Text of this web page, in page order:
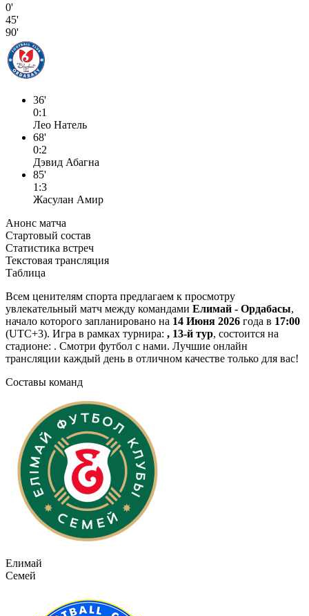
0'
45'
90'
36'
0:1
Лео Натель
68'
0:2
Дэвид Абагна
85'
1:3
Жасулан Амир
Анонс матча
Стартовый состав
Статистика встреч
Текстовая трансляция
Таблица
Всем ценителям спорта предлагаем к просмотру
увлекательный матч между командами Елимай - Ордабасы,
начало которого запланировано на 14 Июня 2026 года в 17:00
(UTC+3). Игра в рамках турнира: , 13-й тур, состоится на
стадионе: . Смотри футбол с нами. Лучшие онлайн
трансляции каждый день в отличном качестве только для вас!
Составы команд
Елимай
Семей